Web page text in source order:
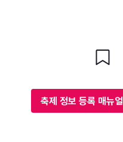
축제 정보 등록 매뉴얼